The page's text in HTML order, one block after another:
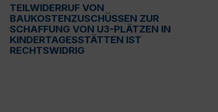
TEILWIDERRUF VON
BAUKOSTENZUSCHÜSSEN ZUR
SCHAFFUNG VON U3-PLÄTZEN IN
KINDERTAGESSTÄTTEN IST
RECHTSWIDRIG